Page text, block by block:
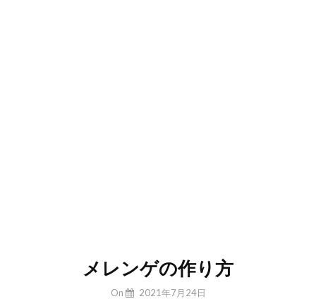
メレンゲの作り方
By
On 2021年7月24日